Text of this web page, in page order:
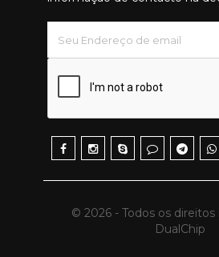
© 2026 - Todos os direitos
DualChip